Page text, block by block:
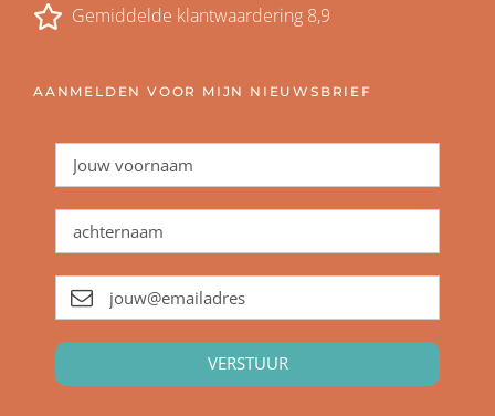
Gemiddelde klantwaardering 8,9
AANMELDEN VOOR MIJN NIEUWSBRIEF
VERSTUUR